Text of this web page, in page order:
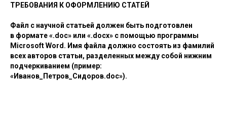
ТРЕБОВАНИЯ К ОФОРМЛЕНИЮ СТАТЕЙ
Файл с научной статьей должен быть подготовлен
в формате «.doc» или «.docx» с помощью программы
Microsoft Word. Имя файла должно состоять из фамилий
всех авторов статьи, разделенных между собой нижним
подчеркиванием (пример:
«Иванов_Петров_Сидоров.doc»).